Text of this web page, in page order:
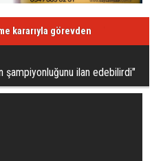
kararıyla görevden
ilan edebilirdi"